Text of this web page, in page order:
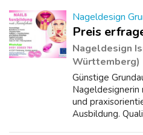
Qualitäts-A...
Nageldesign
Preis
Nageldesign
Württemberg)
Günstige
und
Ausbildung.